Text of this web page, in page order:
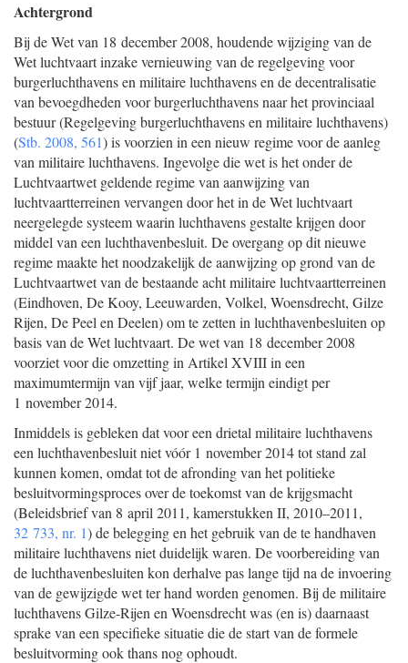
Achtergrond
Bij de Wet van 18 december 2008, houdende wijziging van de
Wet luchtvaart inzake vernieuwing van de regelgeving voor
burgerluchthavens en militaire luchthavens en de decentralisatie
van bevoegdheden voor burgerluchthavens naar het provinciaal
bestuur (Regelgeving burgerluchthavens en militaire luchthavens)
(Stb. 2008, 561) is voorzien in een nieuw regime voor de aanleg
van militaire luchthavens. Ingevolge die wet is het onder de
Luchtvaartwet geldende regime van aanwijzing van
luchtvaartterreinen vervangen door het in de Wet luchtvaart
neergelegde systeem waarin luchthavens gestalte krijgen door
middel van een luchthavenbesluit. De overgang op dit nieuwe
regime maakte het noodzakelijk de aanwijzing op grond van de
Luchtvaartwet van de bestaande acht militaire luchtvaartterreinen
(Eindhoven, De Kooy, Leeuwarden, Volkel, Woensdrecht, Gilze
Rijen, De Peel en Deelen) om te zetten in luchthavenbesluiten op
basis van de Wet luchtvaart. De wet van 18 december 2008
voorziet voor die omzetting in Artikel XVIII in een
maximumtermijn van vijf jaar, welke termijn eindigt per
1 november 2014.
Inmiddels is gebleken dat voor een drietal militaire luchthavens
een luchthavenbesluit niet vóór 1 november 2014 tot stand zal
kunnen komen, omdat tot de afronding van het politieke
besluitvormingsproces over de toekomst van de krijgsmacht
(Beleidsbrief van 8 april 2011, kamerstukken II, 2010–2011,
32 733, nr. 1) de belegging en het gebruik van de te handhaven
militaire luchthavens niet duidelijk waren. De voorbereiding van
de luchthavenbesluiten kon derhalve pas lange tijd na de invoering
van de gewijzigde wet ter hand worden genomen. Bij de militaire
luchthavens Gilze-Rijen en Woensdrecht was (en is) daarnaast
sprake van een specifieke situatie die de start van de formele
besluitvorming ook thans nog ophoudt.